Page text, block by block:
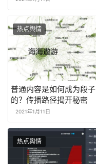
热点舆情
普通内容是如何成为段子
的？传播路径揭开秘密
2021年1月11日
热点舆情